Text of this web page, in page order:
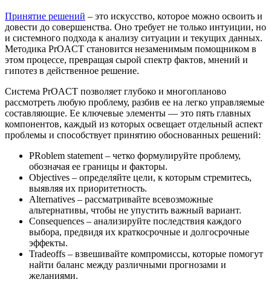
Принятие решений – это искусство, которое можно освоить и
довести до совершенства. Оно требует не только интуиции, но
и системного подхода к анализу ситуации и текущих данных.
Методика PrOACT становится незаменимым помощником в
этом процессе, превращая сырой спектр фактов, мнений и
гипотез в действенное решение.
Система PrOACT позволяет глубоко и многопланово
рассмотреть любую проблему, разбив ее на легко управляемые
составляющие. Ее ключевые элементы — это пять главных
компонентов, каждый из которых освещает отдельный аспект
проблемы и способствует принятию обоснованных решений:
PRoblem statement – четко формулируйте проблему,
обозначая ее границы и факторы.
Objectives – определяйте цели, к которым стремитесь,
выявляя их приоритетность.
Alternatives – рассматривайте всевозможные
альтернативы, чтобы не упустить важный вариант.
Consequences – анализируйте последствия каждого
выбора, предвидя их краткосрочные и долгосрочные
эффекты.
Tradeoffs – взвешивайте компромиссы, которые помогут
найти баланс между различными прогнозами и
желаниями.